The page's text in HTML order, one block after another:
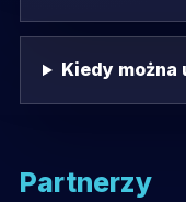
Kiedy można
Partnerzy